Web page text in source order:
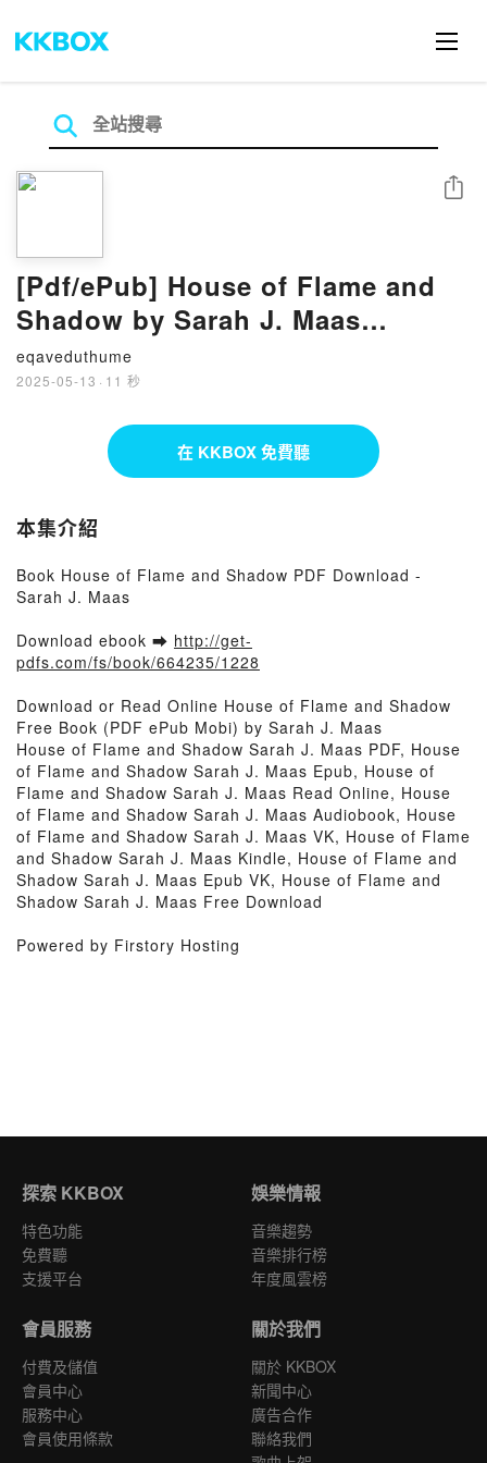
[Pdf/ePub] House of Flame and
Shadow by Sarah J. Maas
download ebook
eqaveduthume
2025-05-13 · 11 秒
分享
在 KKBOX 免費聽
本集介紹
Book House of Flame and Shadow PDF Download -
Sarah J. Maas
Download ebook ➡ http://get-
pdfs.com/fs/book/664235/1228
Download or Read Online House of Flame and Shadow
Free Book (PDF ePub Mobi) by Sarah J. Maas
House of Flame and Shadow Sarah J. Maas PDF, House
of Flame and Shadow Sarah J. Maas Epub, House of
Flame and Shadow Sarah J. Maas Read Online, House
of Flame and Shadow Sarah J. Maas Audiobook, House
of Flame and Shadow Sarah J. Maas VK, House of Flame
and Shadow Sarah J. Maas Kindle, House of Flame and
Shadow Sarah J. Maas Epub VK, House of Flame and
Shadow Sarah J. Maas Free Download
Powered by Firstory Hosting
探索 KKBOX
特色功能
免費聽
支援平台
娛樂情報
音樂趨勢
音樂排行榜
年度風雲榜
會員服務
付費及儲值
會員中心
服務中心
會員使用條款
關於我們
關於 KKBOX
新聞中心
廣告合作
聯絡我們